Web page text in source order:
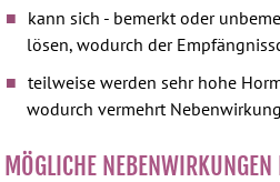
kann sich - bemerkt oder
lösen, wodurch der
teilweise werden sehr hohe
wodurch vermehrt
MÖGLICHE